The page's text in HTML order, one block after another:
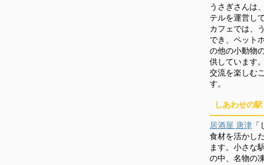
うさぎさんは、
テルを運営し
カフェでは、
でき、ペット
の他の小動物
供しています
交流を楽しむ
す。
しあわせの駅
居酒屋 唐津
食材を活かし
ます。小さな
の中、名物の